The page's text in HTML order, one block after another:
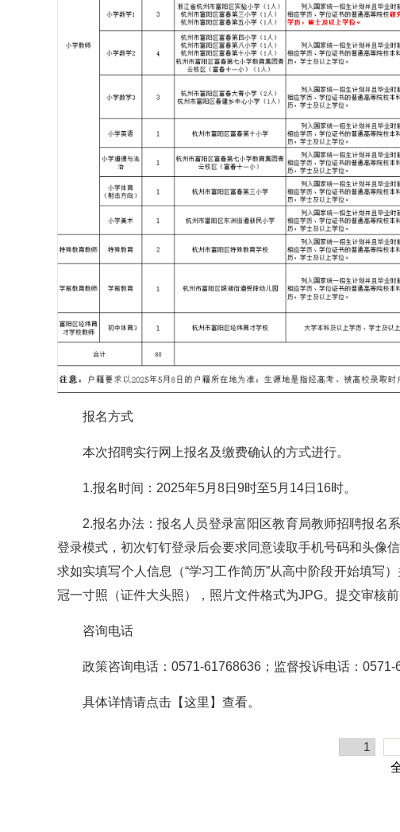
报名方式
本次招聘实行网上报名及缴费确认的方式进行。
1.报名时间：2025年5月8日9时至5月14日16时。
2.报名办法：报名人员登录富阳区教育局教师招聘报名
登录模式，初次钉钉登录后会要求同意读取手机号码和头像
求如实填写个人信息（“学习工作简历”从高中阶段开始填写
冠一寸照（证件大头照），照片文件格式为JPG。提交审核
咨询电话
政策咨询电话：0571-61768636；监督投诉电话：
具体详情请点击【这里 】查看。
1